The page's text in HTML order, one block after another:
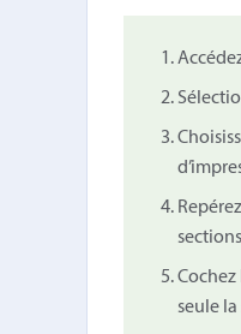
Cochez
seule